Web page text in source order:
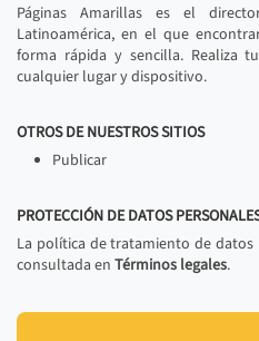
Páginas Amarillas es el
Latinoamérica, en el que
forma rápida y sencilla. Realiza
cualquier lugar y dispositivo.
OTROS DE NUESTROS SITIOS
Publicar
PROTECCIÓN DE DATOS
La política de tratamiento de
consultada en Términos legales.